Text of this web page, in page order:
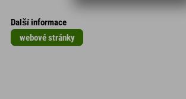
Další informace
webové stránky